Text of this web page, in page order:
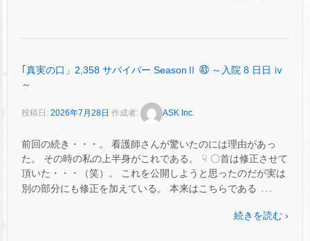
｢真実の口」2,358 サバイバー SeasonⅡ ㊸ ～入院 8 日日 ⅳ
～
投稿日: 2026年7月28日 作成者: ASK Inc.
前回の続き・・・。 看護師さんが驚いたのには理由があっ
た。 その時の私の上半身がこれである。 ☟ 〇首は修正させて
頂いた・・・（笑）。 これを公開しようと思ったのだが実は
別の部分にも修正を加えている。 本来はこちらである …
続きを読む ›